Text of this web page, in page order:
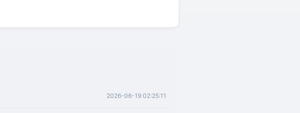
2026-06-19 02:25:11